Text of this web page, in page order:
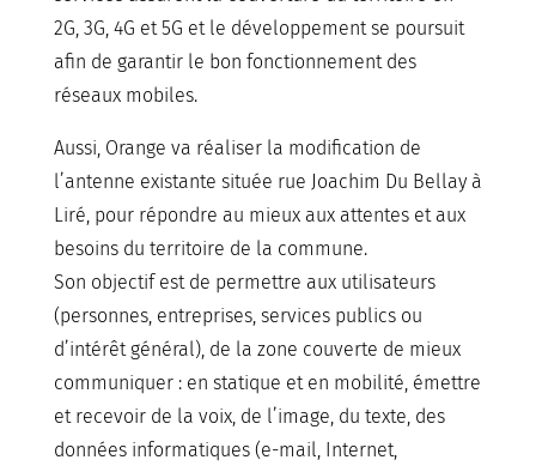
2G, 3G, 4G et 5G et le développement se poursuit
afin de garantir le bon fonctionnement des
réseaux mobiles.
Aussi, Orange va réaliser la modification de
l’antenne existante située rue Joachim Du Bellay à
Liré, pour répondre au mieux aux attentes et aux
besoins du territoire de la commune.
Son objectif est de permettre aux utilisateurs
(personnes, entreprises, services publics ou
d’intérêt général), de la zone couverte de mieux
communiquer : en statique et en mobilité, émettre
et recevoir de la voix, de l’image, du texte, des
données informatiques (e-mail, Internet,